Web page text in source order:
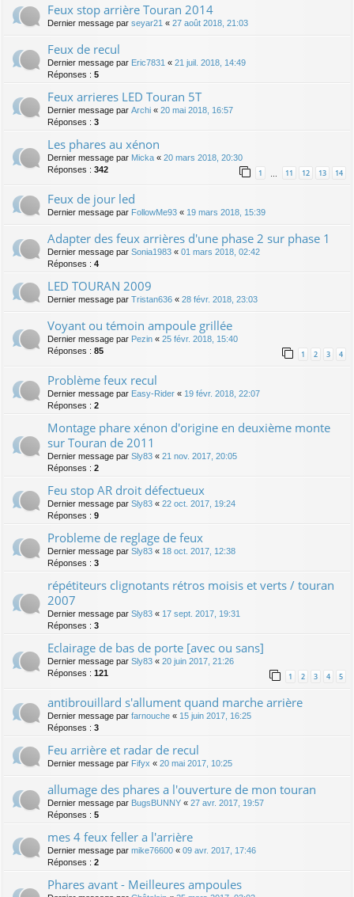
Feux stop arrière Touran 2014
Dernier message par seyar21 « 27 août 2018, 21:03
Feux de recul
Dernier message par Eric7831 « 21 juil. 2018, 14:49
Réponses : 5
Feux arrieres LED Touran 5T
Dernier message par Archi « 20 mai 2018, 16:57
Réponses : 3
Les phares au xénon
Dernier message par Micka « 20 mars 2018, 20:30
Réponses : 342 1 11 12 13 14
Feux de jour led
Dernier message par FollowMe93 « 19 mars 2018, 15:39
Adapter des feux arrières d'une phase 2 sur phase 1
Dernier message par Sonia1983 « 01 mars 2018, 02:42
Réponses : 4
LED TOURAN 2009
Dernier message par Tristan636 « 28 févr. 2018, 23:03
Voyant ou témoin ampoule grillée
Dernier message par Pezin « 25 févr. 2018, 15:40
Réponses : 85 1 2 3 4
Problème feux recul
Dernier message par Easy-Rider « 19 févr. 2018, 22:07
Réponses : 2
Montage phare xénon d'origine en deuxième monte
sur Touran de 2011
Dernier message par Sly83 « 21 nov. 2017, 20:05
Réponses : 2
Feu stop AR droit défectueux
Dernier message par Sly83 « 22 oct. 2017, 19:24
Réponses : 9
Probleme de reglage de feux
Dernier message par Sly83 « 18 oct. 2017, 12:38
Réponses : 3
répétiteurs clignotants rétros moisis et verts / touran
2007
Dernier message par Sly83 « 17 sept. 2017, 19:31
Réponses : 3
Eclairage de bas de porte [avec ou sans]
Dernier message par Sly83 « 20 juin 2017, 21:26
Réponses : 121 1 2 3 4 5
antibrouillard s'allument quand marche arrière
Dernier message par farnouche « 15 juin 2017, 16:25
Réponses : 3
Feu arrière et radar de recul
Dernier message par Fifyx « 20 mai 2017, 10:25
allumage des phares a l'ouverture de mon touran
Dernier message par BugsBUNNY « 27 avr. 2017, 19:57
Réponses : 5
mes 4 feux feller a l'arrière
Dernier message par mike76600 « 09 avr. 2017, 17:46
Réponses : 2
Phares avant - Meilleures ampoules